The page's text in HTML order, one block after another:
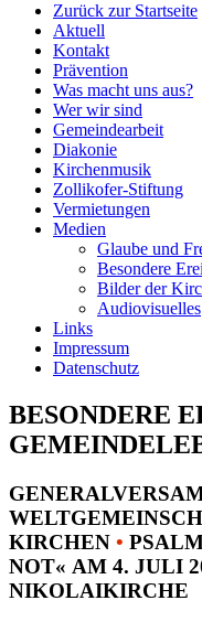
Zurück zur Startseite
Aktuell
Kontakt
Prävention
Was macht uns aus?
Wer wir sind
Gemeindearbeit
Diakonie
Kirchenmusik
Zollikofer-Stiftung
Vermietungen
Medien
Glaube und
Besondere
Bilder der
Audiovisuelles
Links
Impressum
Datenschutz
BESONDERE
KIRCHEN •
NOT« AM 4. JULI
NIKOLAIKIRCHE